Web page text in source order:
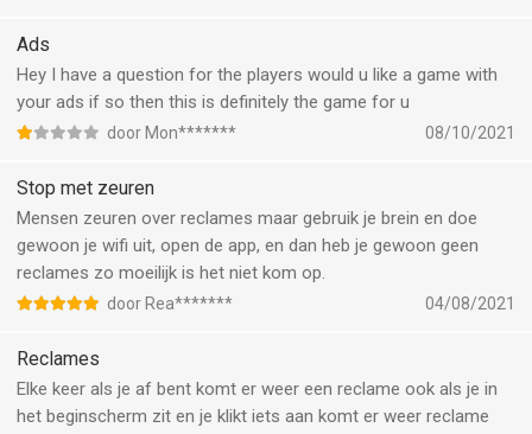
Ads
Hey I have a question for the players would u like a game with
your ads if so then this is definitely the game for u
door Mon******* 08/10/2021
Stop met zeuren
Mensen zeuren over reclames maar gebruik je brein en doe
gewoon je wifi uit, open de app, en dan heb je gewoon geen
reclames zo moeilijk is het niet kom op.
door Rea******* 04/08/2021
Reclames
Elke keer als je af bent komt er weer een reclame ook als je in
het beginscherm zit en je klikt iets aan komt er weer reclame